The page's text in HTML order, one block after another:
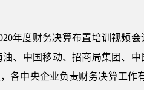
年度财务决算布置培训视频
、中国移动、招商局集团、
各中央企业负责财务决算工作